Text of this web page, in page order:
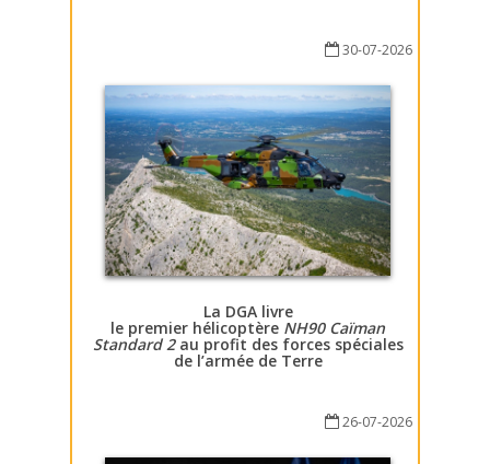
30-07-2026
La DGA livre
le premier hélicoptère NH90 Caïman
Standard 2au profit des forces spéciales
de l’armée de Terre
26-07-2026